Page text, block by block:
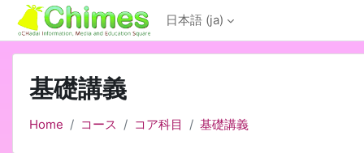
メインコンテンツへスキップする
日本語 ‎(ja)‎
基礎講義
Home コース コア科目 基礎講義